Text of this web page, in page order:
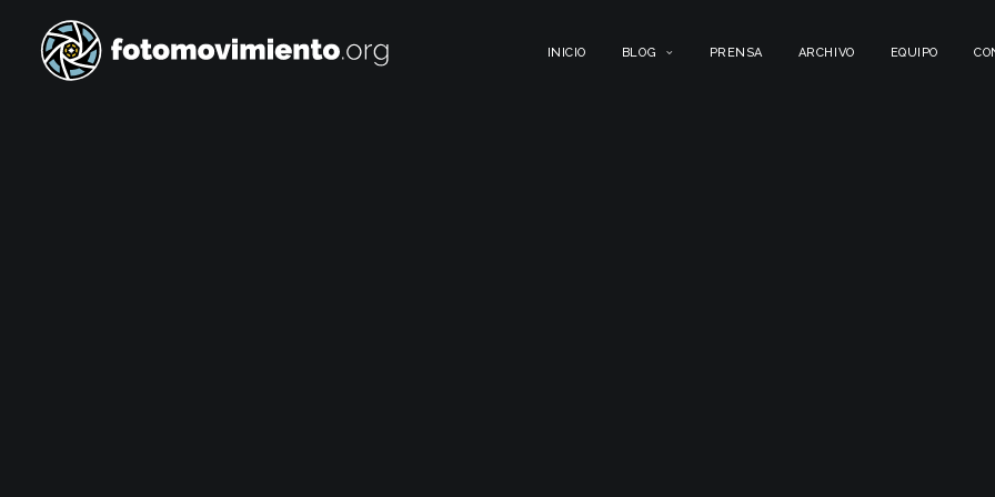
INICIO BLOG PRENSA ARCHIVO EQUIPO